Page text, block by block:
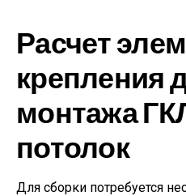
Расчет
крепления
монтажа
потолок
Для сборки потребуется